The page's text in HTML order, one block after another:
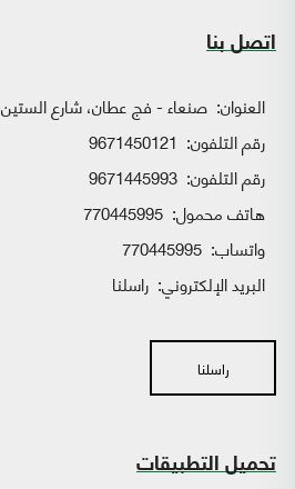
اتصل بنا
العنوان: صنعاء - فج عطان، شارع الستين
رقم التلفون: 9671450121
رقم التلفون: 9671445993
هاتف محمول: 770445995
واتساب:
البريد الإلكتروني: راسلنا
راسلنا
تحميل التطبيقات